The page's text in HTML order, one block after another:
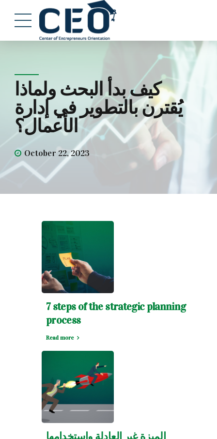
كيف بدأ البحث ولماذا
يُقترن بالتطوير في إدارة
الأعمال؟
October 22, 2023
7 steps of the strategic planning
process
Read more